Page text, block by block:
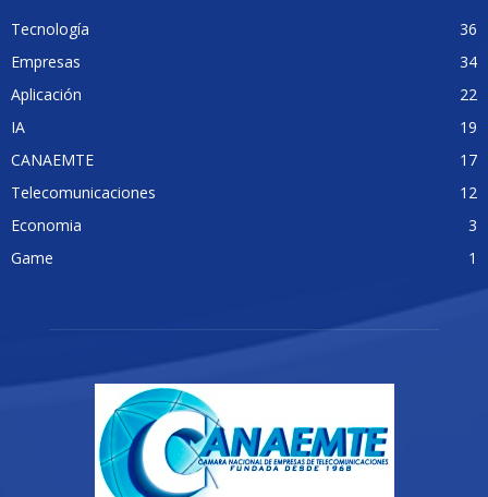
Tecnología
36
Empresas
34
Aplicación
22
IA
19
CANAEMTE
17
Telecomunicaciones
12
Economia
3
Game
1